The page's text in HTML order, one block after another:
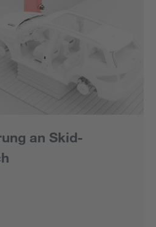
an Skid-